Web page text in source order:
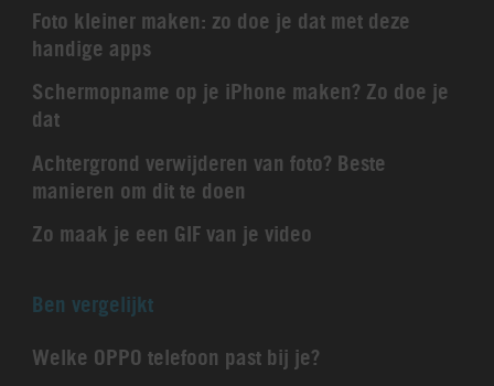
Foto kleiner maken: zo doe je dat met deze
handige apps
Schermopname op je iPhone maken? Zo doe je
dat
Achtergrond verwijderen van foto? Beste
manieren om dit te doen
Zo maak je een GIF van je video
Ben vergelijkt
Welke OPPO telefoon past bij je?